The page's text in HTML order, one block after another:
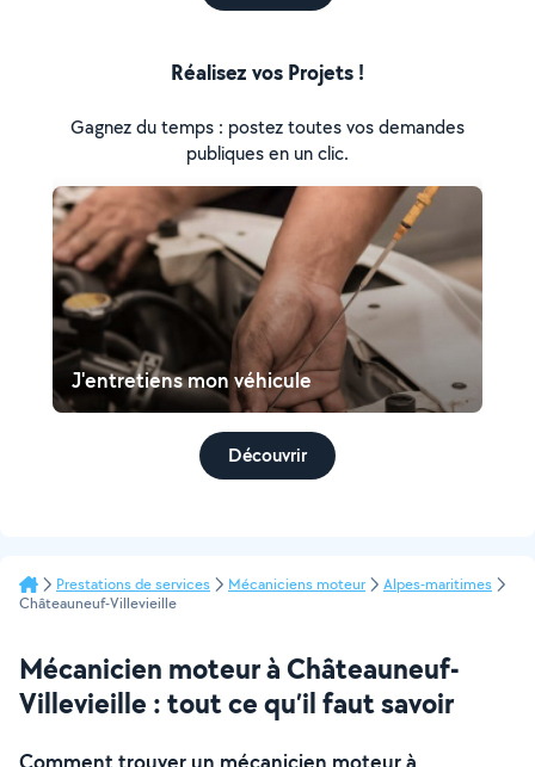
Réalisez vos Projets !
Gagnez du temps : postez toutes vos demandes
publiques en un clic.
J'entretiens mon véhicule
Découvrir
Prestations de services Mécaniciens moteur
Alpes-maritimes
Châteauneuf-Villevieille
Mécanicien moteur à Châteauneuf-
Villevieille : tout ce qu’il faut savoir